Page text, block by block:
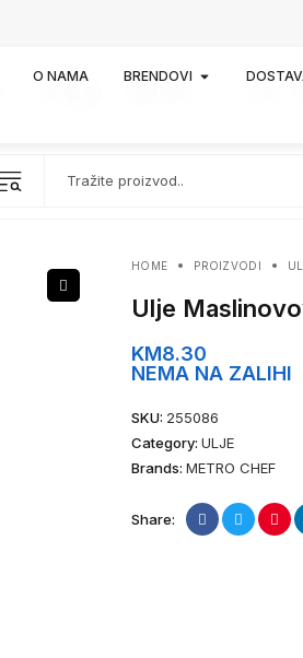
O NAMA BRENDOVI
HOME PROIZVODI
Ulje
KM8.30
NEMA NA ZALIHI
SKU: 255086
Category: ULJE
Brands: METRO CHEF
Share: